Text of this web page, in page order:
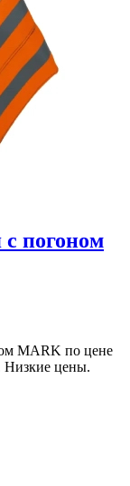
погоном
MARK по цене
Низкие цены.